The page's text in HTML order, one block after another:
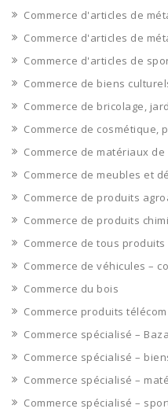
Commerce d'articles de
Commerce d'articles de
Commerce d'articles de
Commerce de biens
Commerce de bricolage,
Commerce de cosmétique,
Commerce de matériaux
Commerce de meubles et
Commerce de produits
Commerce de produits
Commerce de tous
Commerce de véhicules –
Commerce du bois
Commerce produits télécom
Commerce spécialisé –
Commerce spécialisé –
Commerce spécialisé –
Commerce spécialisé –